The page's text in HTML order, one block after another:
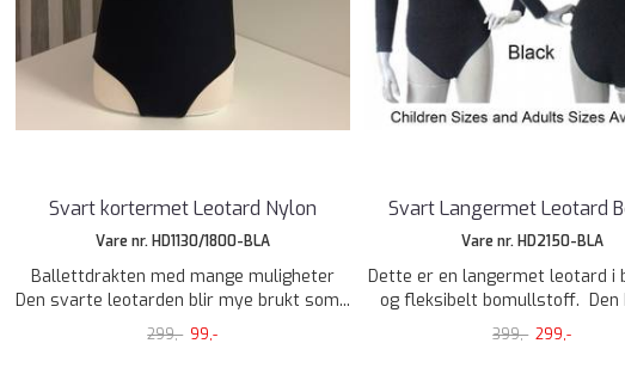
Svart kortermet Leotard Nylon
Vare nr. HD1130/1800-BLA
Ballettdrakten med mange muligheter
Den svarte leotarden blir mye brukt som...
299,- 99,-
Svart Langermet Leotard
Vare nr. HD2150-BLA
Dette er en langermet leotard i
og fleksibelt bomullstoff. Den
399,- 299,-